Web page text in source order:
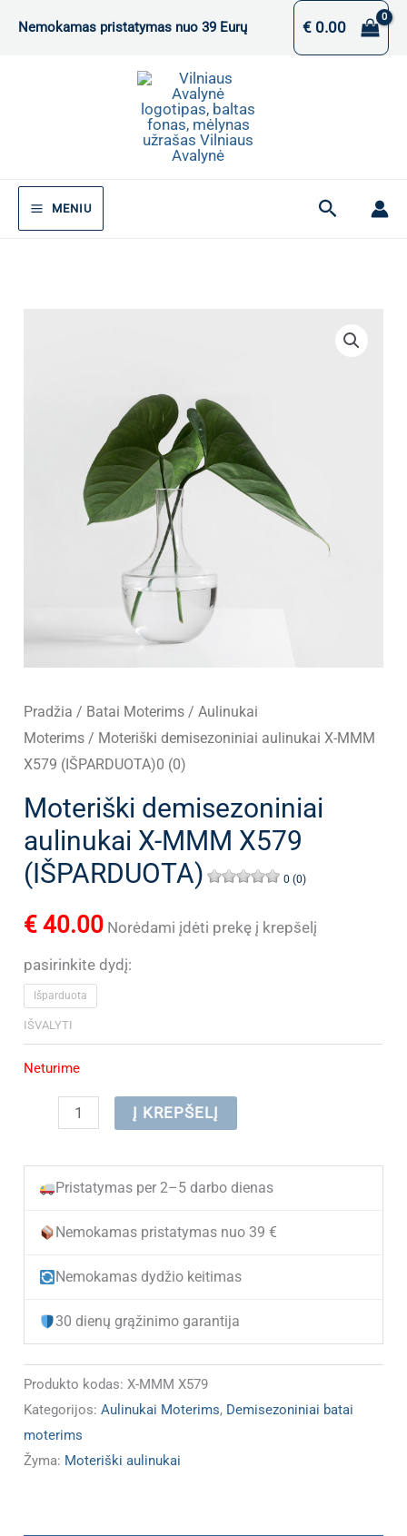
Nemokamas pristatymas nuo 39 Eurų €0.00
MENIU Paieška
Pradžia / Batai Moterims /Aulinukai
Moterims / Moteriški demisezoniniai aulinukai X-MMM
X579 (IŠPARDUOTA)0 (0)
Moteriški demisezoniniai
aulinukai X-MMM X579
(IŠPARDUOTA)
0 (0)
€ 40.00 Norėdami įdėti prekę į krepšelį
pasirinkite dydį:
Išparduota
IŠVALYTI
Neturime
produkto
Moteriški
demisezoniniai
aulinukai
MMM
(IŠPARDUOTA)
Į KREPŠELĮ
Pristatymas per 2–5 darbo dienas
Nemokamas pristatymas nuo 39 €
Nemokamas dydžio keitimas
30 dienų grąžinimo garantija
Produkto kodas:X-MMM X579
Kategorijos:Aulinukai Moterims, Demisezoniniai batai
moterims
Žyma: Moteriški aulinukai